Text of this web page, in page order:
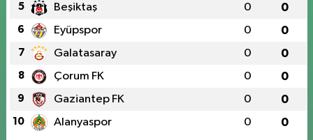
5 Beşiktaş 0 0
6 Eyüpspor 0 0
7 Galatasaray 0 0
8 Çorum FK 0 0
9 Gaziantep FK 0 0
10 Alanyaspor 0 0